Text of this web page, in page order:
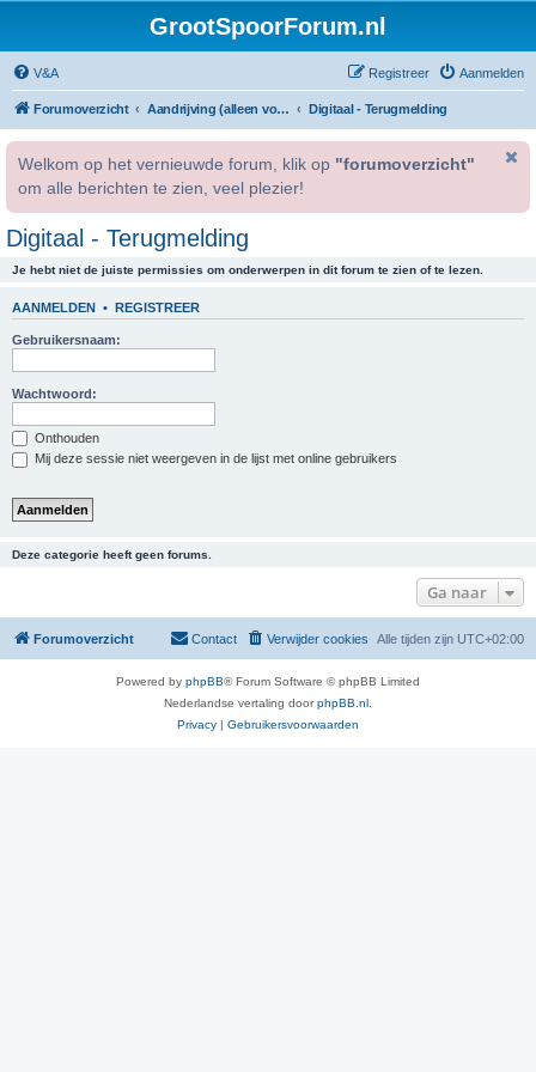
GrootSpoorForum.nl
V&A Aanmelden
Registreer
Forumoverzicht Aandrijving (alleen voor geregistreerde gebruikers). Digitaal - Terugmelding
Welkom op het vernieuwde forum, klik op "forumoverzicht"
om alle berichten te zien, veel plezier!
Digitaal - Terugmelding
Je hebt niet de juiste permissies om onderwerpen in dit forum te zien of te lezen.
AANMELDEN • REGISTREER
Gebruikersnaam:
Wachtwoord:
Onthouden
Mij deze sessie niet weergeven in de lijst met online gebruikers
Deze categorie heeft geen forums.
Ga naar
Forumoverzicht Alle tijden zijn UTC+02:00
Verwijder cookies
Contact
Powered by phpBB® Forum Software © phpBB Limited
Nederlandse vertaling doorphpBB.nl
Privacy | Gebruikersvoorwaarden